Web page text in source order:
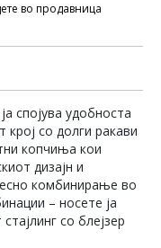
спојува удобноста
крој со долги ракави
копчиња кои
дизајн и
комбинирање во
– носете ја
со блејзер
во продавница